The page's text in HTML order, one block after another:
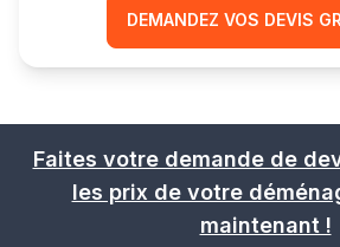
DEMANDEZ VOS DEVIS
Faites votre demande de
les prix de votre
maintenant !